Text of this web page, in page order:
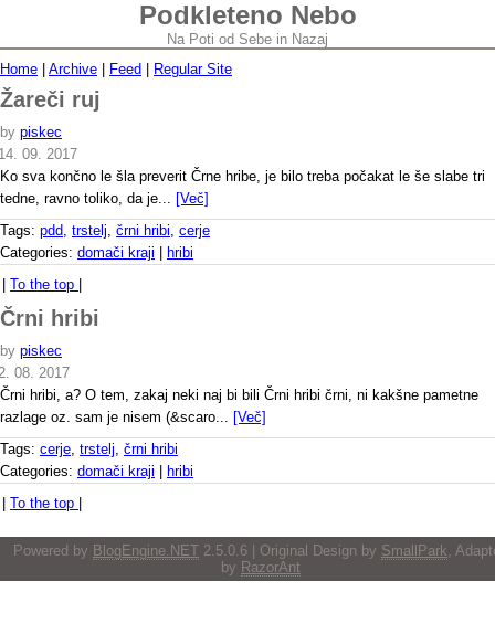
Podkleteno Nebo
Na Poti od Sebe in Nazaj
Home
Archive Feed Regular Site
Žareči ruj
by piskec
09. 2017
Ko sva končno le šla preverit Črne hribe, je bilo treba počakat le še slabe tri
tedne, ravno toliko, da je... [Več]
Tags: pdd, trstelj, črni hribi, cerje
Categories: domači kraji
hribi
To the top
Črni hribi
by piskec
08. 2017
Črni hribi, a? O tem, zakaj neki naj bi bili Črni hribi črni, ni kakšne pametne
razlage oz. sam je nisem (&scaro... [Več]
Tags: cerje, trstelj, črni hribi
Categories: domači kraji
hribi
To the top
Powered by BlogEngine.NET 2.5.0.6 | Original Design by SmallPark,
by RazorAnt